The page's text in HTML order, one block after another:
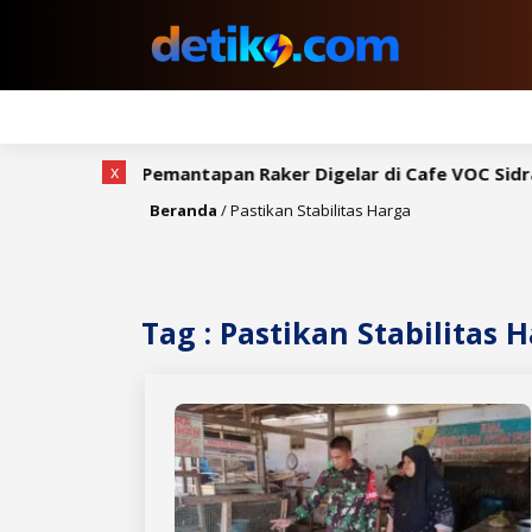
Rapat Pemantapan Raker Digelar di Cafe VOC Sidrap
Beranda /Pastikan Stabilitas Harga
Tag : Pastikan Stabilitas
x